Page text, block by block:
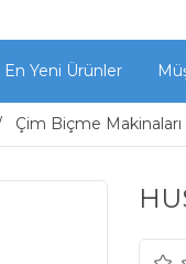
En Yeni Ürünler
Çim Biçme Makinaları